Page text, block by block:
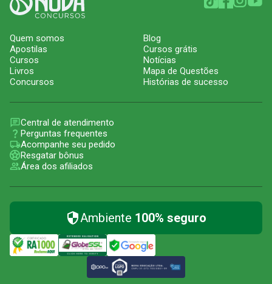
Quem somos
Apostilas
Cursos
Livros
Concursos
Blog
Cursos grátis
Notícias
Mapa de Questões
Histórias de sucesso
Central de atendimento
Perguntas frequentes
Acompanhe seu pedido
Resgatar bônus
Área dos afiliados
Ambiente 100% seguro